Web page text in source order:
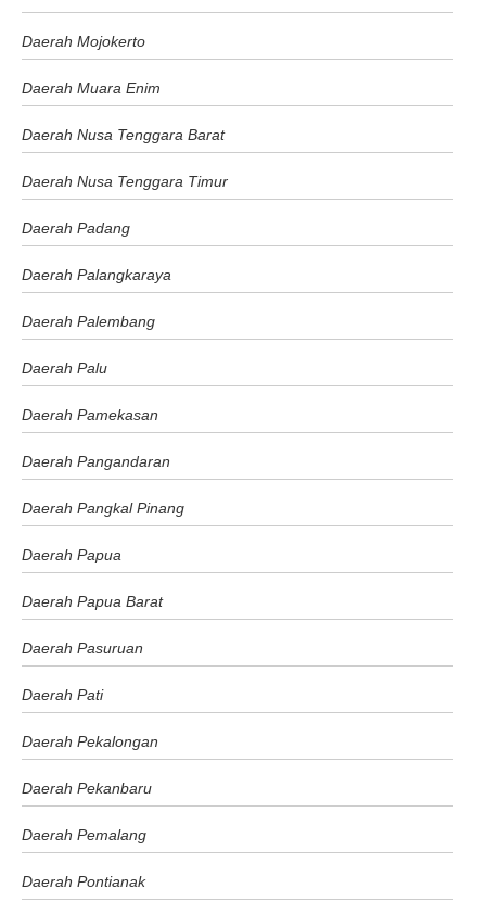
Daerah Mojokerto
Daerah Muara Enim
Daerah Nusa Tenggara Barat
Daerah Nusa Tenggara Timur
Daerah Padang
Daerah Palangkaraya
Daerah Palembang
Daerah Palu
Daerah Pamekasan
Daerah Pangandaran
Daerah Pangkal Pinang
Daerah Papua
Daerah Papua Barat
Daerah Pasuruan
Daerah Pati
Daerah Pekalongan
Daerah Pekanbaru
Daerah Pemalang
Daerah Pontianak